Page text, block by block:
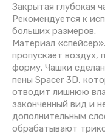
Закрытая глубокая
Рекомендуется к
больших размеров.
Материал
пропускает воздух,
форму. Чашки
пены Spacer 3D,
отводит лишнюю
законченный вид и
дополнительным
обрабатывают